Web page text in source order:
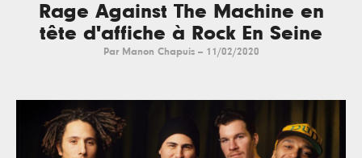
Rage Against The Machine en
tête d'affiche à Rock En Seine
Par Manon Chapuis -- 11/02/2020